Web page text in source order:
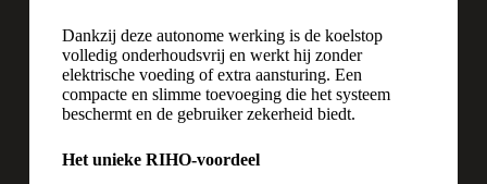
Dankzij deze autonome werking is de koelstop
volledig onderhoudsvrij en werkt hij zonder
elektrische voeding of extra aansturing. Een
compacte en slimme toevoeging die het systeem
beschermt en de gebruiker zekerheid biedt.
Het unieke RIHO-voordeel